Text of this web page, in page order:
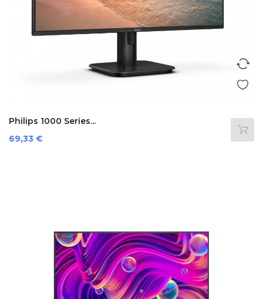
Philips 1000 Series...
Preis
69,33 €